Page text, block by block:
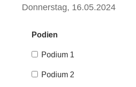
Donnerstag, 16.05.2024
Podien
Podium 1
Podium 2